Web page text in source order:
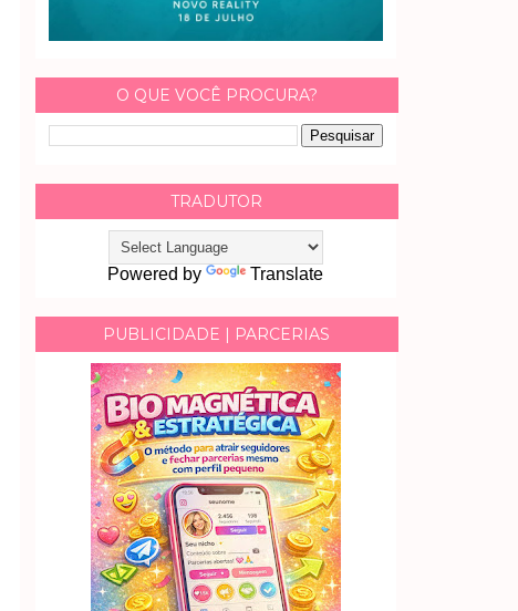
O QUE VOCÊ PROCURA?
TRADUTOR
Powered by Translate
PUBLICIDADE | PARCERIAS